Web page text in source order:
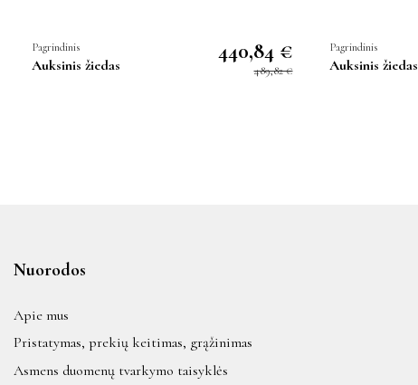
Pagrindinis
Auksinis žiedas
440,84 €
489,82 €
Pagrindinis
Auksinis žiedas
Nuorodos
Apie mus
Pristatymas, prekių keitimas, grąžinimas
Asmens duomenų tvarkymo taisyklės